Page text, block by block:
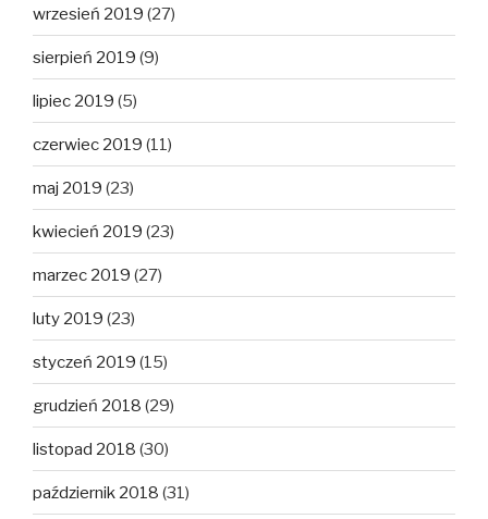
wrzesień 2019 (27)
sierpień 2019 (9)
lipiec 2019 (5)
czerwiec 2019 (11)
maj 2019 (23)
kwiecień 2019 (23)
marzec 2019 (27)
luty 2019 (23)
styczeń 2019 (15)
grudzień 2018 (29)
listopad 2018 (30)
październik 2018 (31)